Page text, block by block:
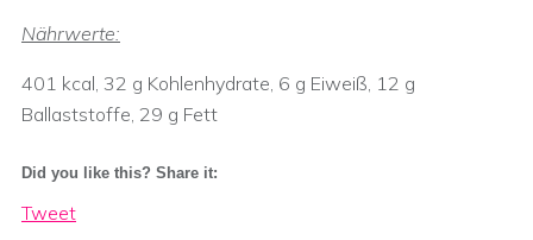
Nährwerte:
401 kcal, 32 g Kohlenhydrate, 6 g Eiweiß, 12 g
Ballaststoffe, 29 g Fett
Did you like this? Share it:
Tweet